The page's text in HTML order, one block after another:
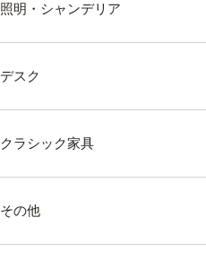
照明・シャンデリア
デスク
クラシック家具
その他